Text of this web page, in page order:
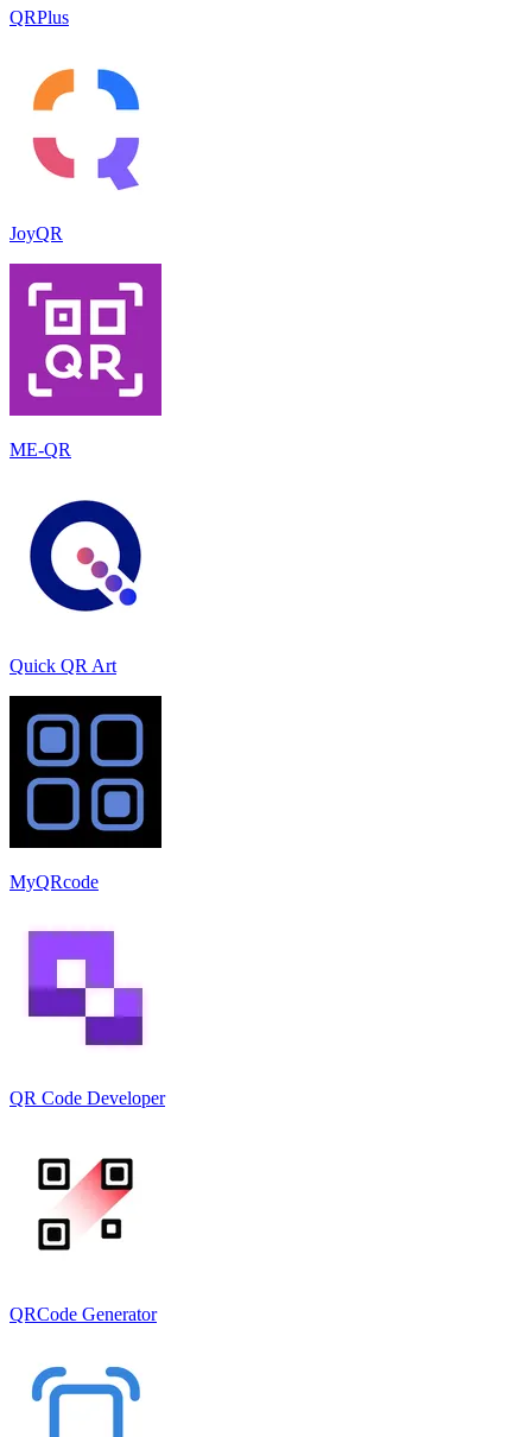
QRPlus
JoyQR
ME-QR
Quick QR Art
MyQRcode
QR Code Developer
QRCode Generator